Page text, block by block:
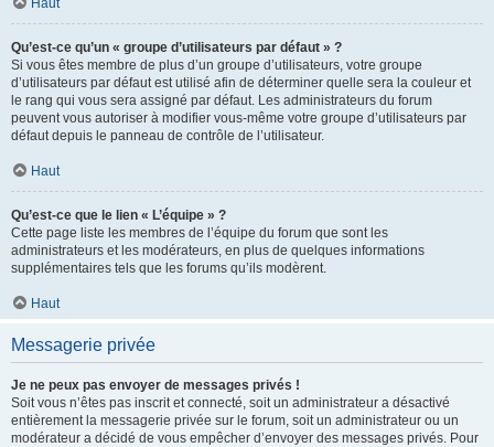
Haut
Qu’est-ce qu’un « groupe d’utilisateurs par défaut » ?
Si vous êtes membre de plus d’un groupe d’utilisateurs, votre groupe
d’utilisateurs par défaut est utilisé afin de déterminer quelle sera la couleur et
le rang qui vous sera assigné par défaut. Les administrateurs du forum
peuvent vous autoriser à modifier vous-même votre groupe d’utilisateurs par
défaut depuis le panneau de contrôle de l’utilisateur.
Haut
Qu’est-ce que le lien « L’équipe » ?
Cette page liste les membres de l’équipe du forum que sont les
administrateurs et les modérateurs, en plus de quelques informations
supplémentaires tels que les forums qu’ils modèrent.
Haut
Messagerie privée
Je ne peux pas envoyer de messages privés !
Soit vous n’êtes pas inscrit et connecté, soit un administrateur a désactivé
entièrement la messagerie privée sur le forum, soit un administrateur ou un
modérateur a décidé de vous empêcher d’envoyer des messages privés. Pour